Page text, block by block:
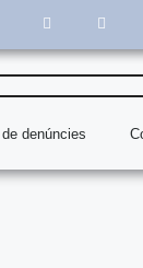
denúncies